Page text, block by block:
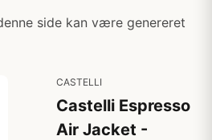
side kan være genereret
CASTELLI
Castelli Espresso
Air Jacket -